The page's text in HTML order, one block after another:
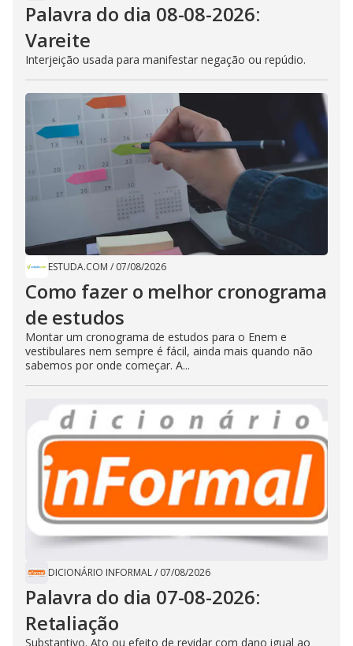
Palavra do dia 08-08-2026:
Vareite
Interjeição usada para manifestar negação ou repúdio.
ESTUDA.COM / 07/08/2026
Como fazer o melhor cronograma
de estudos
Montar um cronograma de estudos para o Enem e
vestibulares nem sempre é fácil, ainda mais quando não
sabemos por onde começar. A...
DICIONÁRIO INFORMAL/ 07/08/2026
Palavra do dia 07-08-2026:
Retaliação
Substantivo. Ato ou efeito de revidar com dano igual ao